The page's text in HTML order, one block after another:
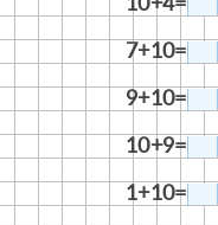
7+10=
9+10=
10+9=
1+10=